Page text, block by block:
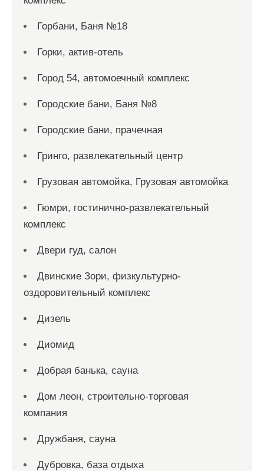
Горбани, Баня №18
Горки, актив-отель
Город 54, автомоечный комплекс
Городские бани, Баня №8
Городские бани, прачечная
Гринго, развлекательный центр
Грузовая автомойка, Грузовая автомойка
Гюмри, гостинично-развлекательный
комплекс
Двери гуд, салон
Двинские Зори, физкультурно-
оздоровительный комплекс
Дизель
Диомид
Добрая банька, сауна
Дом леон, строительно-торговая
компания
Дружбаня, сауна
Дубровка, база отдыха